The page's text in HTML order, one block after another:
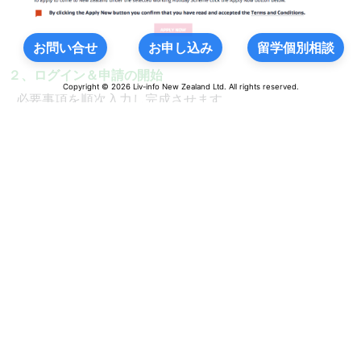
２、ログイン＆申請の開始
必要事項を順次入力し完成させます。
お問い合せ お申し込み 留学個別相談
Copyright © 2026 Liv-info New Zealand Ltd. All rights reserved.